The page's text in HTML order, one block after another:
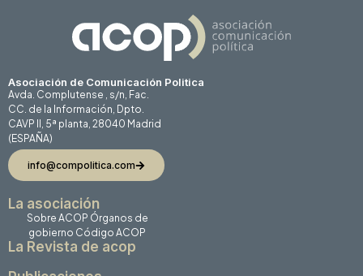
Asociación de Comunicación Politica
Avda. Complutense , s/n, Fac.
CC. de la Información, Dpto.
CAVP II, 5ª planta, 28040 Madrid
(ESPAÑA)
info@compolitica.com
La asociación
Sobre ACOP Órganos de
gobierno Código ACOP
La Revista de acop